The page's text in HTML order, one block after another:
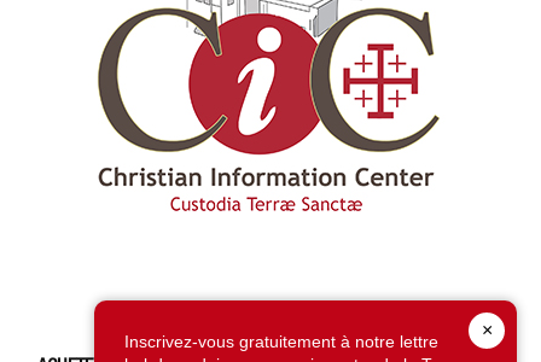
×
Inscrivez-vous gratuitement à notre lettre